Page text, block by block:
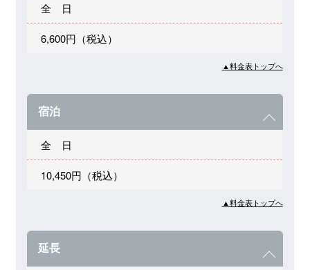
全 日
6,600円（税込）
▲料金表トップへ
宿泊
全 日
10,450円（税込）
▲料金表トップへ
延長